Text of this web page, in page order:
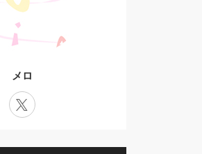
メロ